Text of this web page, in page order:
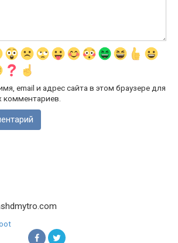
email и адрес сайта в этом браузере для